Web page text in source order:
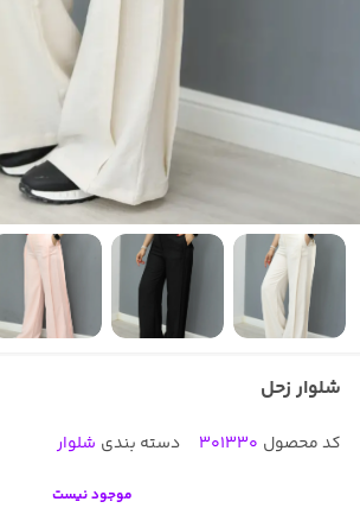
شلوار زحل
کد محصول 301330 دسته بندی شلوار
موجود نیست